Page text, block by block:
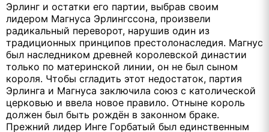
Эрлинг и остатки его партии, выбрав своим
лидером Магнуса Эрлингссона, произвели
радикальный переворот, нарушив один из
традиционных принципов престолонаследия. Магнус
был наследником древней королевской династии
только по материнской линии, он не был сыном
короля. Чтобы сгладить этот недостаток, партия
Эрлинга и Магнуса заключила союз с католической
церковью и ввела новое правило. Отныне король
должен был быть рождён в законном браке.
Прежний лидер Инге Горбатый был единственным